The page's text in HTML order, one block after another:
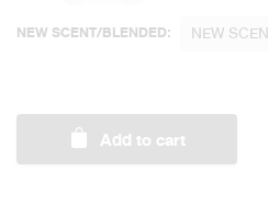
Spray
Blended
quantity
NEW SCENT/BLENDED: NEW
Add to cart